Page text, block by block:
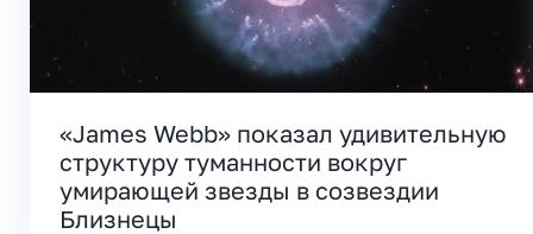
«James Webb» показал удивительную
структуру туманности вокруг
умирающей звезды в созвездии
Близнецы